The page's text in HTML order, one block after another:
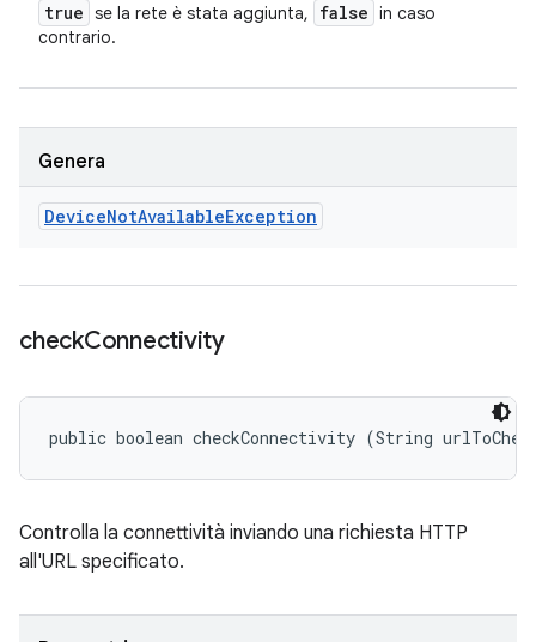
true se la rete è stata aggiunta, false in caso
contrario.
Genera
DeviceNotAvailableException
checkConnectivity
public boolean checkConnectivity (String
Controlla la connettività inviando una richiesta HTTP
all'URL specificato.